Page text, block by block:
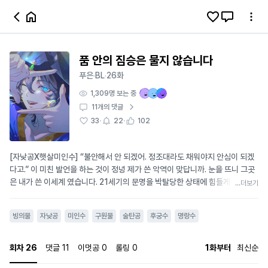
품 안의 짐승은 물지 않습니다
푸은·BL·26화
1,309명 보는 중
11개의 댓글
33· 22· 102
[자낮공X햇살미인수] “불안해서 안 되겠어. 정조대라도 채워야지 안심이 되겠
다고.” 이 미친 발언을 하는 것이 정녕 제가 쓴 악역이 맞답니까. 눈을 뜨니 그곳
은 내가 쓴 이세계 였습니다. 21세기의 문명을 박탈당한 상태에 힘들게 적응을
이븐 알투바라, 바로 자신이 만든 악역. 내가 설정한 배경 때문에 고통받고 있다
매일 밤 들리는 비명에 하피르는 항복했다. “...내 업보니까 조금만 도와주자.” 그
...더보기
빙의물 자낮공 미인수 구원물 술탄공 후궁수 명랑수
회차 26 댓글 11 이멋공 0 롤링 0 1화부터 최신순